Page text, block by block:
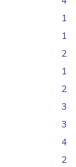
1
1
2
1
2
3
3
4
2